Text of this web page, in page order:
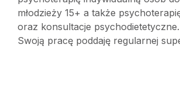
młodzieży 15+ a także
oraz konsultacje psychodietetyczne.
Swoją pracę poddaję regularnej